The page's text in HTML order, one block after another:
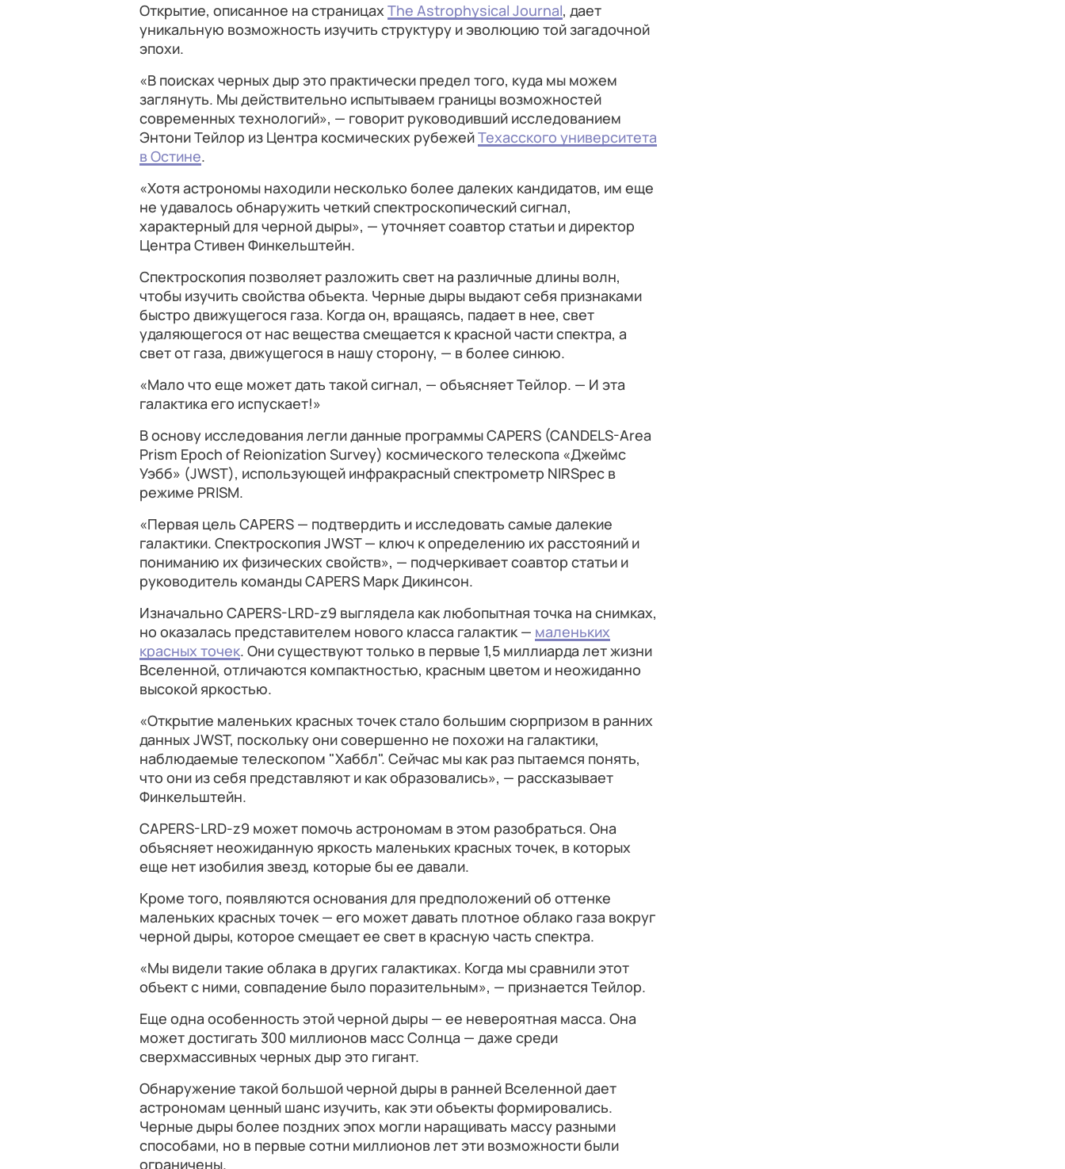
Открытие, описанное на страницахThe Astrophysical Journal, дает
уникальную возможность изучить структуру и эволюцию той загадочной
эпохи.
«В поисках черных дыр это практически предел того, куда мы можем
заглянуть. Мы действительно испытываем границы возможностей
современных технологий», — говорит руководивший исследованием
Энтони Тейлор из Центра космических рубежейТехасского университета
в Остине.
«Хотя астрономы находили несколько более далеких кандидатов, им еще
не удавалось обнаружить четкий спектроскопический сигнал,
характерный для черной дыры», — уточняет соавтор статьи и директор
Центра Стивен Финкельштейн.
Спектроскопия позволяет разложить свет на различные длины волн,
чтобы изучить свойства объекта. Черные дыры выдают себя признаками
быстро движущегося газа. Когда он, вращаясь, падает в нее, свет
удаляющегося от нас вещества смещается к красной части спектра, а
свет от газа, движущегося в нашу сторону, — в более синюю.
«Мало что еще может дать такой сигнал, — объясняет Тейлор. — И эта
галактика его испускает!»
В основу исследования легли данные программы CAPERS (CANDELS-Area
Prism Epoch of Reionization Survey) космического телескопа «Джеймс
Уэбб» (JWST), использующей инфракрасный спектрометр NIRSpec в
режиме PRISM.
«Первая цель CAPERS — подтвердить и исследовать самые далекие
галактики. Спектроскопия JWST — ключ к определению их расстояний и
пониманию их физических свойств», — подчеркивает соавтор статьи и
руководитель команды CAPERS Марк Дикинсон.
Изначально CAPERS-LRD-z9 выглядела как любопытная точка на снимках,
но оказалась представителем нового класса галактик — маленьких
красных точек. Они существуют только в первые 1,5 миллиарда лет жизни
Вселенной, отличаются компактностью, красным цветом и неожиданно
высокой яркостью.
«Открытие маленьких красных точек стало большим сюрпризом в ранних
данных JWST, поскольку они совершенно не похожи на галактики,
наблюдаемые телескопом "Хаббл". Сейчас мы как раз пытаемся понять,
что они из себя представляют и как образовались», — рассказывает
Финкельштейн.
CAPERS-LRD-z9 может помочь астрономам в этом разобраться. Она
объясняет неожиданную яркость маленьких красных точек, в которых
еще нет изобилия звезд, которые бы ее давали.
Кроме того, появляются основания для предположений об оттенке
маленьких красных точек — его может давать плотное облако газа вокруг
черной дыры, которое смещает ее свет в красную часть спектра.
«Мы видели такие облака в других галактиках. Когда мы сравнили этот
объект с ними, совпадение было поразительным», — признается Тейлор.
Еще одна особенность этой черной дыры — ее невероятная масса. Она
может достигать 300 миллионов масс Солнца — даже среди
сверхмассивных черных дыр это гигант.
Обнаружение такой большой черной дыры в ранней Вселенной дает
астрономам ценный шанс изучить, как эти объекты формировались.
Черные дыры более поздних эпох могли наращивать массу разными
способами, но в первые сотни миллионов лет эти возможности были
ограничены.